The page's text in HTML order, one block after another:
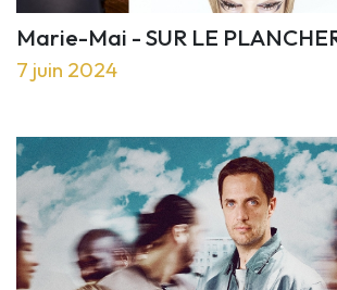
Marie-Mai - SUR LE
7 juin 2024